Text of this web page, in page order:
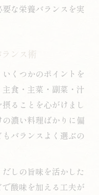
な栄養バランスを実
ンス術
くつかのポイントを
食・主菜・副菜・汁
ることを心がけまし
濃い料理ばかりに偏
バランスよく選ぶの
しの旨味を活かした
酸味を加える工夫が